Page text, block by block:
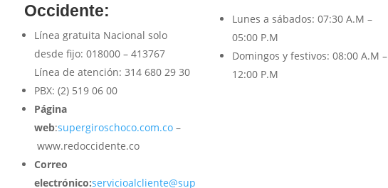
Occidente:
Línea gratuita Nacional solo
desde fijo: 018000 – 413767
Línea de atención: 314 680 29 30
PBX: (2) 519 06 00
Página
web:supergiroschoco.com.co–
www.redoccidente.co
Correo
electrónico:servicioalcliente@sup
Lunes a sábados:07:30 A.M –
05:00 P.M
Domingos y festivos:08:00 A.M –
12:00 P.M